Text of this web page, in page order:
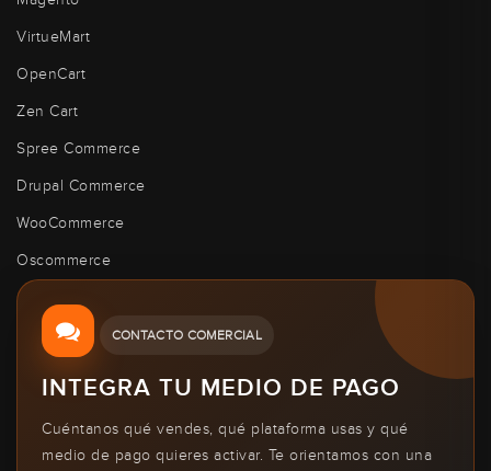
VirtueMart
OpenCart
Zen Cart
Spree Commerce
Drupal Commerce
WooCommerce
Oscommerce
CONTACTO COMERCIAL
INTEGRA TU MEDIO DE PAGO
Cuéntanos qué vendes, qué plataforma usas y qué
medio de pago quieres activar. Te orientamos con una